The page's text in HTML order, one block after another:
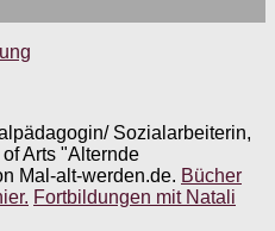
Sozialarbeiterin,
Arts "Alternde
Mal-alt-werden.de. Bücher
Fortbildungen mit Natali